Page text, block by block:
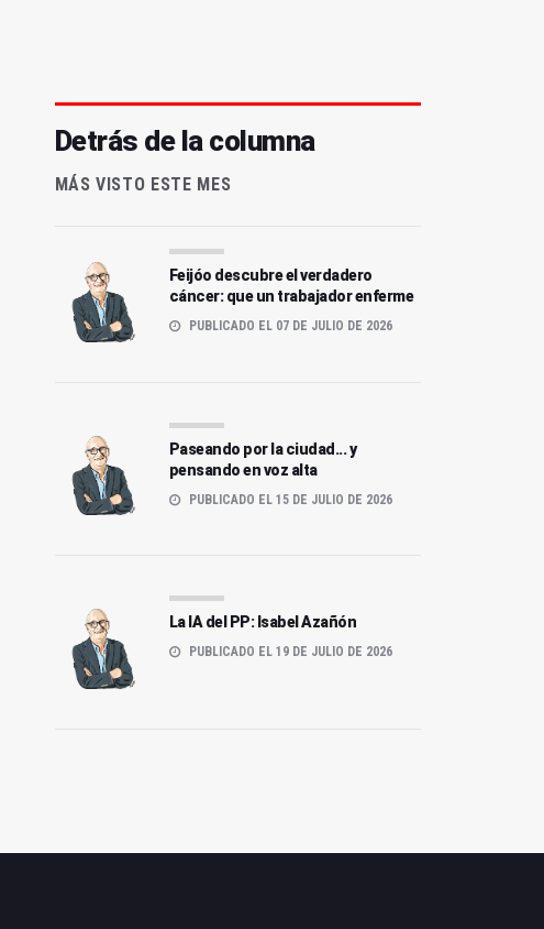
Camino de imperfección
La prueba diabólica: una
Detrás de la columna
MÁS VISTO ESTE MES
Feijóo descubre el verdadero
cáncer: que un trabajador enferme
PUBLICADO EL 07 DE JULIO DE 2026
Paseando por la ciudad... y
pensando en voz alta
PUBLICADO EL 15 DE JULIO DE 2026
La IA del PP: Isabel Azañón
PUBLICADO EL 19 DE JULIO DE 2026